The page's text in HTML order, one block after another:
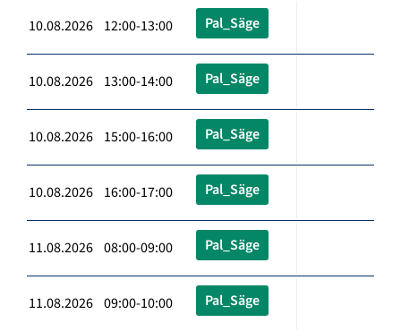
10.08.2026 12:00-13:00 Pal_Säge
10.08.2026 13:00-14:00 Pal_Säge
10.08.2026 15:00-16:00 Pal_Säge
10.08.2026 16:00-17:00 Pal_Säge
11.08.2026 08:00-09:00 Pal_Säge
11.08.2026 09:00-10:00 Pal_Säge